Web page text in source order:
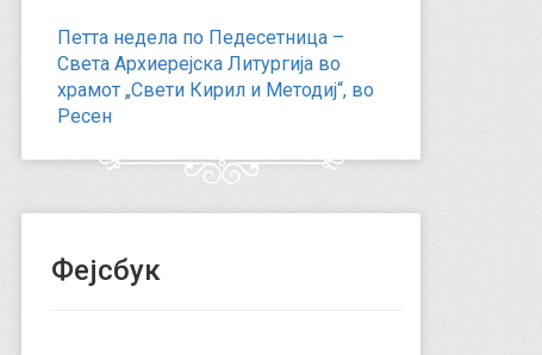
Петта недела по Педесетница –
Света Архиерејска Литургија во
храмот „Свети Кирил и Методиј“, во
Ресен
Фејсбук